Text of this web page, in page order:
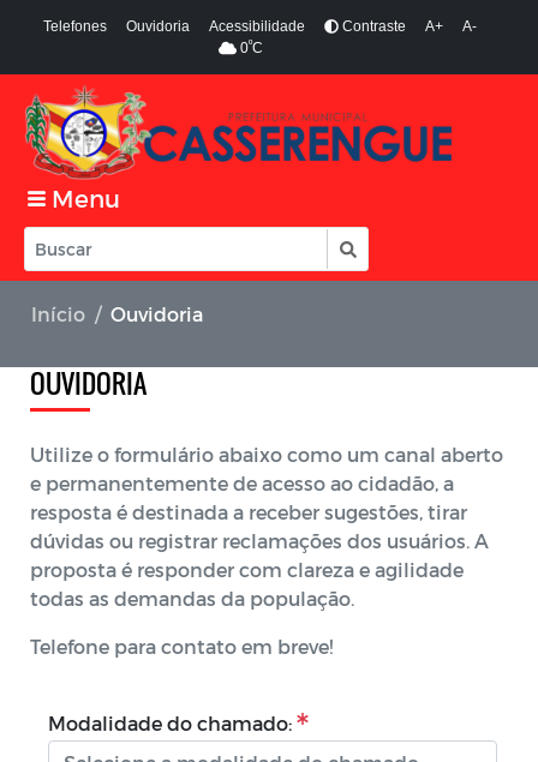
Telefones Ouvidoria Acessibilidade Contraste A+
A-
0ºC
Menu
Início Ouvidoria
OUVIDORIA
Utilize o formulário abaixo como um canal aberto
e permanentemente de acesso ao cidadão, a
resposta é destinada a receber sugestões, tirar
dúvidas ou registrar reclamações dos usuários. A
proposta é responder com clareza e agilidade
todas as demandas da população.
Telefone para contato em breve!
Modalidade do chamado: